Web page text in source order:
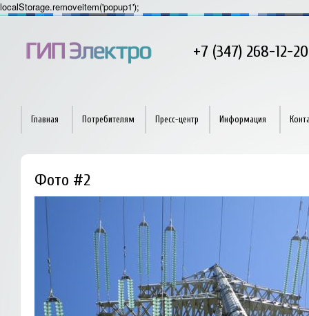
localStorage.removeitem('popup1');
+7 (347) 268-12-
Главная Потребителям Пресс-центр Информация
Фото #2